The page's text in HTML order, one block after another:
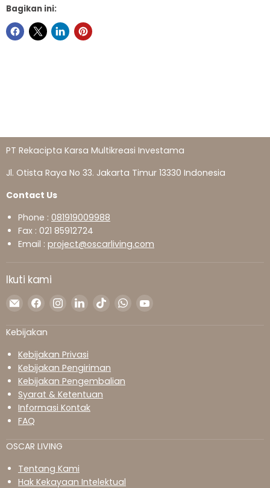
Bagikan ini:
PT Rekacipta Karsa Multikreasi Investama
Jl. Otista Raya No 33. Jakarta Timur 13330 Indonesia
Contact Us
Phone : 081919009988
Fax : 021 85912724
Email : project@oscarliving.com
Ikuti kami
Temukan
di
Surel
TemukanTemukanTemukanTemukanTemukan
Kebijakan
Kebijakan Privasi
Kebijakan Pengiriman
Kebijakan Pengembalian
Syarat & Ketentuan
Informasi Kontak
FAQ
OSCAR LIVING
Tentang Kami
Hak Kekayaan Intelektual